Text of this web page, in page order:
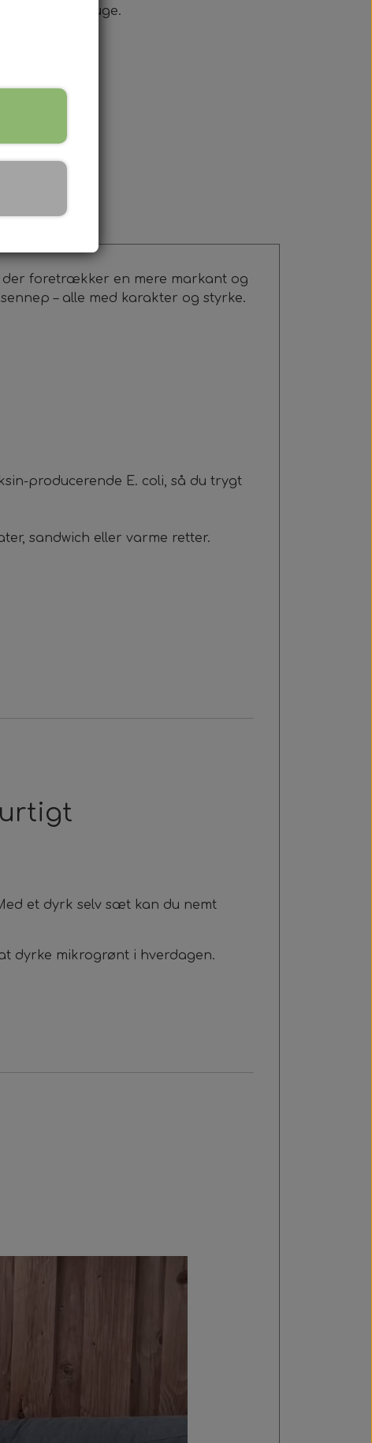
alt du skal bruge.
foretrækker en mere markant og
– alle med karakter og styrke.
producerende E. coli, så du trygt
sandwich eller varme retter.
et dyrk selv sæt kan du nemt
dyrke mikrogrønt i hverdagen.